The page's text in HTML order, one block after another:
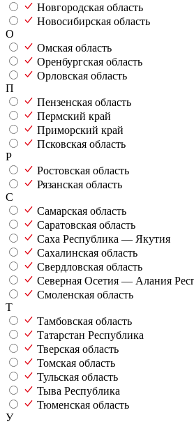
Новгородская область
Новосибирская область
О
Омская область
Оренбургская область
Орловская область
П
Пензенская область
Пермский край
Приморский край
Псковская область
Р
Ростовская область
Рязанская область
С
Самарская область
Саратовская область
Саха Республика — Якутия
Сахалинская область
Свердловская область
Северная Осетия — Алания
Смоленская область
Т
Тамбовская область
Татарстан Республика
Тверская область
Томская область
Тульская область
Тыва Республика
Тюменская область
У